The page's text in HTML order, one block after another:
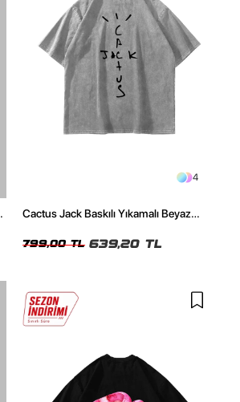
4
Cactus Jack Baskılı Yıkamalı Beyaz
799,00 TL 639,20 TL